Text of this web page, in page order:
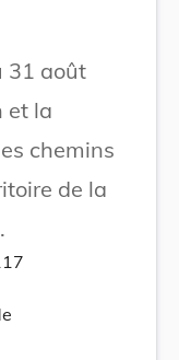
31 août
et la
chemins
de la